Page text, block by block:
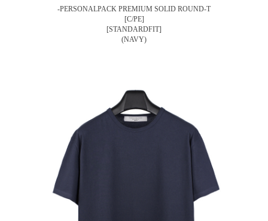
-PERSONALPACK PREMIUM SOLID ROUND-T
[C/PE]
[STANDARDFIT]
(NAVY)